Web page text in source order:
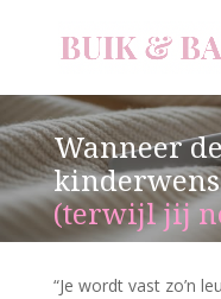
Wanneer
(terwijl jij
“Je wordt vast zo’n